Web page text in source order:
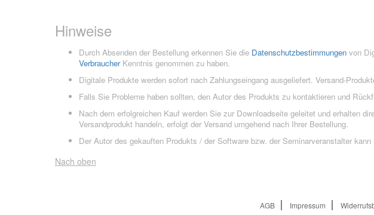
Hinweise
Durch Absenden der Bestellung erkennen Sie die Datenschutzbestimmungen von
VerbraucherKenntnis genommen zu haben.
Digitale Produkte werden sofort nach Zahlungseingang ausgeliefert. Versand-
Falls Sie Probleme haben sollten, den Autor des Produkts zu kontaktieren und
Nach dem erfolgreichen Kauf werden Sie zur Downloadseite geleitet und erhalten
Versandprodukt handeln, erfolgt der Versand umgehend nach Ihrer Bestellung.
Der Autor des gekauften Produkts / der Software bzw. der Seminarveranstalter
Nach oben
AGB Impressum